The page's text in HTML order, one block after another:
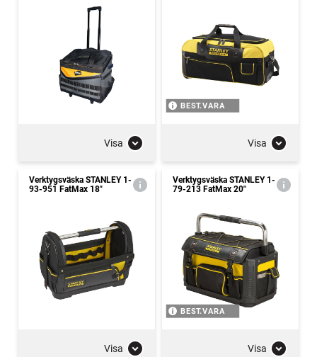
Visa
BEST.VARA
Visa
Verktygsväska STANLEY 1-
93-951 FatMax 18"
Visa
Verktygsväska STANLEY 1-
79-213 FatMax 20"
BEST.VARA
Visa